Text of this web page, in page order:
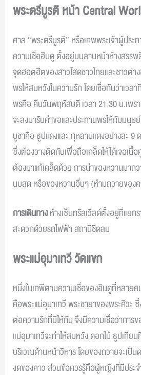
พระตรีมูรติ หน้าCentral
ศาล “พระตรีมูรติ” หรือเทพพระเจ้าผู้ประ
ความเชื่อฮินดู ตั้งอยู่บนลานหน้าห้างสรรพ
จุดฮอตฮิตของสาวโสดชาวไทยและชาวต่
พรให้สมหวังในความรัก โดยเชื่อกันว่าเว
พรคือ คืนวันพฤหัสบดี เวลา 21.30 น.เพรา
จะลงมารับคำขอและประทานพรให้กับมนุษ
บูชาคือ ธูปแดงและ กุหลาบแดงอย่างละ 9
ซึ่งต้องวางติดกันเพื่อถือเคล็ดให้ได้เจอเนื้
ต้องมาแก้เคล็ดด้วย การนำของหวานมาถ
นมสด หรือของหวานอื่นๆ (ห้ามถวายของ
การเดินทางห้างเซ็นทรัลเวิลด์ตั้งอยู่ที่แยก
สะดวกด้วยรถไฟฟ้า สถานีชิดลม
พระแม่อุมาเทวี วัดแขก
หนึ่งในเทพีตามความเชื่อของฮินดูที่หลาย
คือพระแม่อุมาเทวี พระชายาของพระศิวะ
ต่อความรักที่มีให้กัน จึงมีความเชื่อว่าการ
แม่อุมาเทวีจะทำให้สมหวัง ดอกไม้ ธูปเทีย
บริเวณด้านหน้าวิหาร โดยของถวายจะเป็
งดของคาว ส่วนข้อควรรู้คือผู้หญิงที่มีประจ